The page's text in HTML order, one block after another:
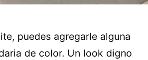
puedes agregarle alguna
de color. Un look digno